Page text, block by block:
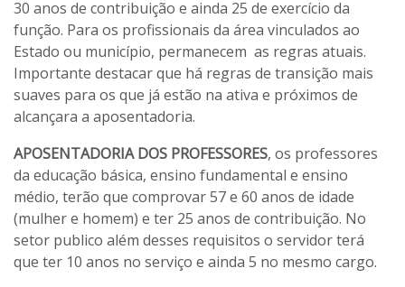
30 anos de contribuição e ainda 25 de exercício da
função. Para os profissionais da área vinculados ao
Estado ou município, permanecem as regras atuais.
Importante destacar que há regras de transição mais
suaves para os que já estão na ativa e próximos de
alcançara a aposentadoria.
APOSENTADORIA DOS PROFESSORES, os professores
da educação básica, ensino fundamental e ensino
médio, terão que comprovar 57 e 60 anos de idade
(mulher e homem) e ter 25 anos de contribuição. No
setor publico além desses requisitos o servidor terá
que ter 10 anos no serviço e ainda 5 no mesmo cargo.